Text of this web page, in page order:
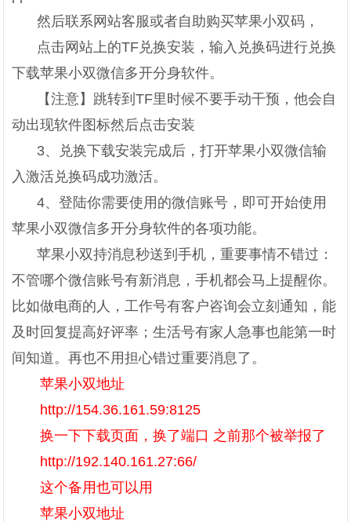
然后联系网站客服或者自助购买苹果小双码，
点击网站上的TF兑换安装，输入兑换码进行兑换
下载苹果小双微信多开分身软件。
【注意】跳转到TF里时候不要手动干预，他会自
动出现软件图标然后点击安装
3、兑换下载安装完成后，打开苹果小双微信输
入激活兑换码成功激活。
4、登陆你需要使用的微信账号，即可开始使用
苹果小双微信多开分身软件的各项功能。
苹果小双持消息秒送到手机，重要事情不错过：
不管哪个微信账号有新消息，手机都会马上提醒你。
比如做电商的人，工作号有客户咨询会立刻通知，能
及时回复提高好评率；生活号有家人急事也能第一时
间知道。再也不用担心错过重要消息了。
苹果小双地址
http://154.36.161.59:8125
换一下下载页面，换了端口 之前那个被举报了
http://192.140.161.27:66/
这个备用也可以用
苹果小双地址